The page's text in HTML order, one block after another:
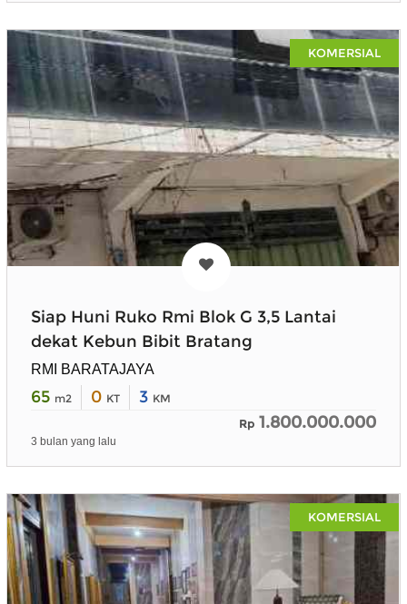
KOMERSIAL
Siap Huni Ruko Rmi Blok G 3,5 Lantai
dekat Kebun Bibit Bratang
RMI BARATAJAYA
65 m2 0 KT 3 KM
Rp 1.800.000.000
3 bulan yang lalu
KOMERSIAL